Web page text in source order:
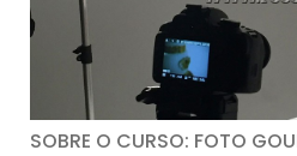
SOBRE O CURSO: FOTO